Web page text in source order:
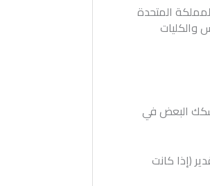
المتحدة
والكليات
البعض في
(إذا كانت